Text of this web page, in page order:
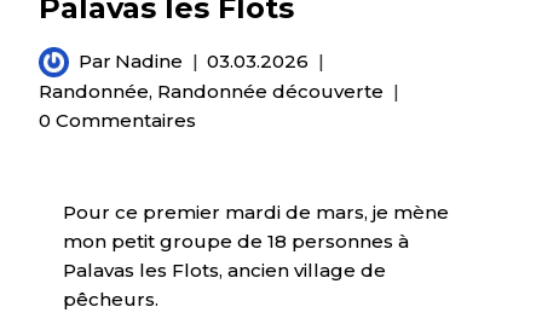
Palavas les Flots
Par Nadine
03.03.2026
Randonnée, Randonnée découverte
0 Commentaires
Pour ce premier mardi de mars, je mène
mon petit groupe de 18 personnes à
Palavas les Flots, ancien village de
pêcheurs.